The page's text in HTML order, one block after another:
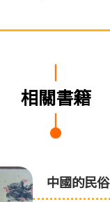
相關書籍
中國的民俗